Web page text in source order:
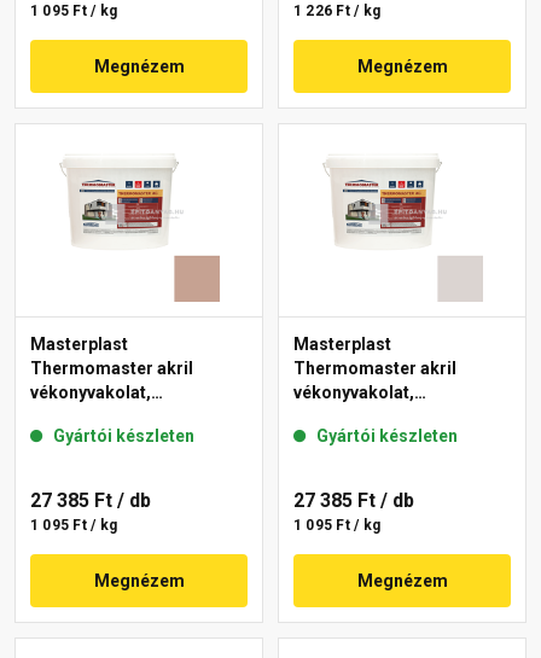
1 095 Ft / kg
Megnézem
1 226 Ft / kg
Megnézem
Masterplast
Thermomaster akril
vékonyvakolat,
13-C 25 kg
Gyártói készleten
27 385 Ft / db
1 095 Ft / kg
Megnézem
Masterplast
Thermomaster akril
vékonyvakolat,
49-E 25 kg
Gyártói készleten
27 385 Ft / db
1 095 Ft / kg
Megnézem